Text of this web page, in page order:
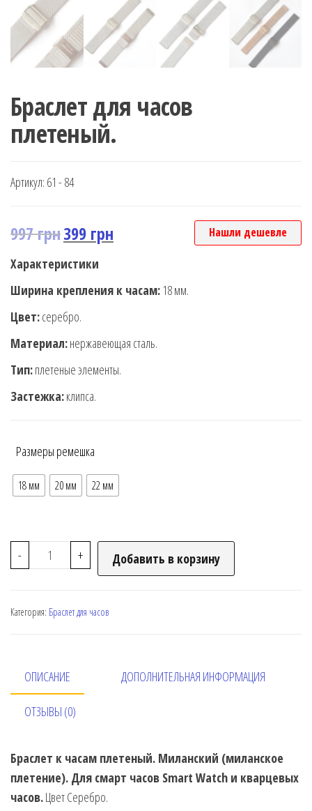
Браслет для часов
плетеный.
Артикул: 61 - 84
997грн399 грн Нашли дешевле
Характеристики
Ширина крепления к часам: 18 мм.
Цвет:серебро.
Материал:нержавеющая сталь.
Тип:плетеные элементы.
Застежка:клипса.
Размеры ремешка
18 мм 20 мм 22 мм
- + Добавить в корзину
Категория: Браслет для часов
ОПИСАНИЕ ДОПОЛНИТЕЛЬНАЯ ИНФОРМАЦИЯ
ОТЗЫВЫ (0)
Браслет к часам плетеный. Миланский (миланское
плетение). Для смарт часов Smart Watch и кварцевых
часов.Цвет Серебро.